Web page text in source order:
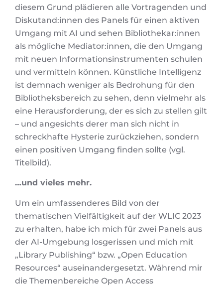
diesem Grund plädieren alle Vortragenden und
Diskutand:innen des Panels für einen aktiven
Umgang mit AI und sehen Bibliothekar:innen
als mögliche Mediator:innen, die den Umgang
mit neuen Informationsinstrumenten schulen
und vermitteln können. Künstliche Intelligenz
ist demnach weniger als Bedrohung für den
Bibliotheksbereich zu sehen, denn vielmehr als
eine Herausforderung, der es sich zu stellen gilt
– und angesichts derer man sich nicht in
schreckhafte Hysterie zurückziehen, sondern
einen positiven Umgang finden sollte (vgl.
Titelbild).
…und vieles mehr.
Um ein umfassenderes Bild von der
thematischen Vielfältigkeit auf der WLIC 2023
zu erhalten, habe ich mich für zwei Panels aus
der AI-Umgebung losgerissen und mich mit
„Library Publishing“ bzw. „Open Education
Resources“ auseinandergesetzt. Während mir
die Themenbereiche Open Access